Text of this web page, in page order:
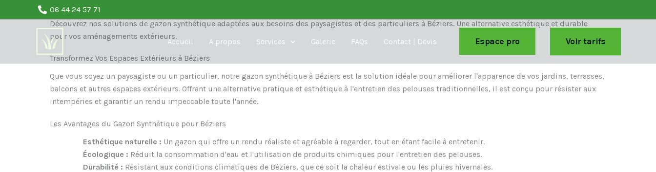
au
06 44 24 57 71
Accueil A propos Services Galerie FAQs Contact | Devis Espace pro Voir tarifs
Paysagistes et Particuliers – Gazon Synthétique à Béziers
Découvrez nos solutions de gazon synthétique adaptées aux besoins des paysagistes et des particuliers à Béziers. Une alternative esthétique et durable
pour vos aménagements extérieurs.
Transformez Vos Espaces Extérieurs à Béziers
Que vous soyez un paysagiste ou un particulier, notre gazon synthétique à Béziers est la solution idéale pour améliorer l'apparence de vos jardins, terrasses,
balcons et autres espaces extérieurs. Offrant une alternative pratique et esthétique à l'entretien des pelouses traditionnelles, il est conçu pour résister aux
intempéries et garantir un rendu impeccable toute l'année.
Les Avantages du Gazon Synthétique pour Béziers
Esthétique naturelle : Un gazon qui offre un rendu réaliste et agréable à regarder, tout en étant facile à entretenir.
Écologique : Réduit la consommation d'eau et l'utilisation de produits chimiques pour l'entretien des pelouses.
Durabilité : Résistant aux conditions climatiques de Béziers, que ce soit la chaleur estivale ou les pluies hivernales.